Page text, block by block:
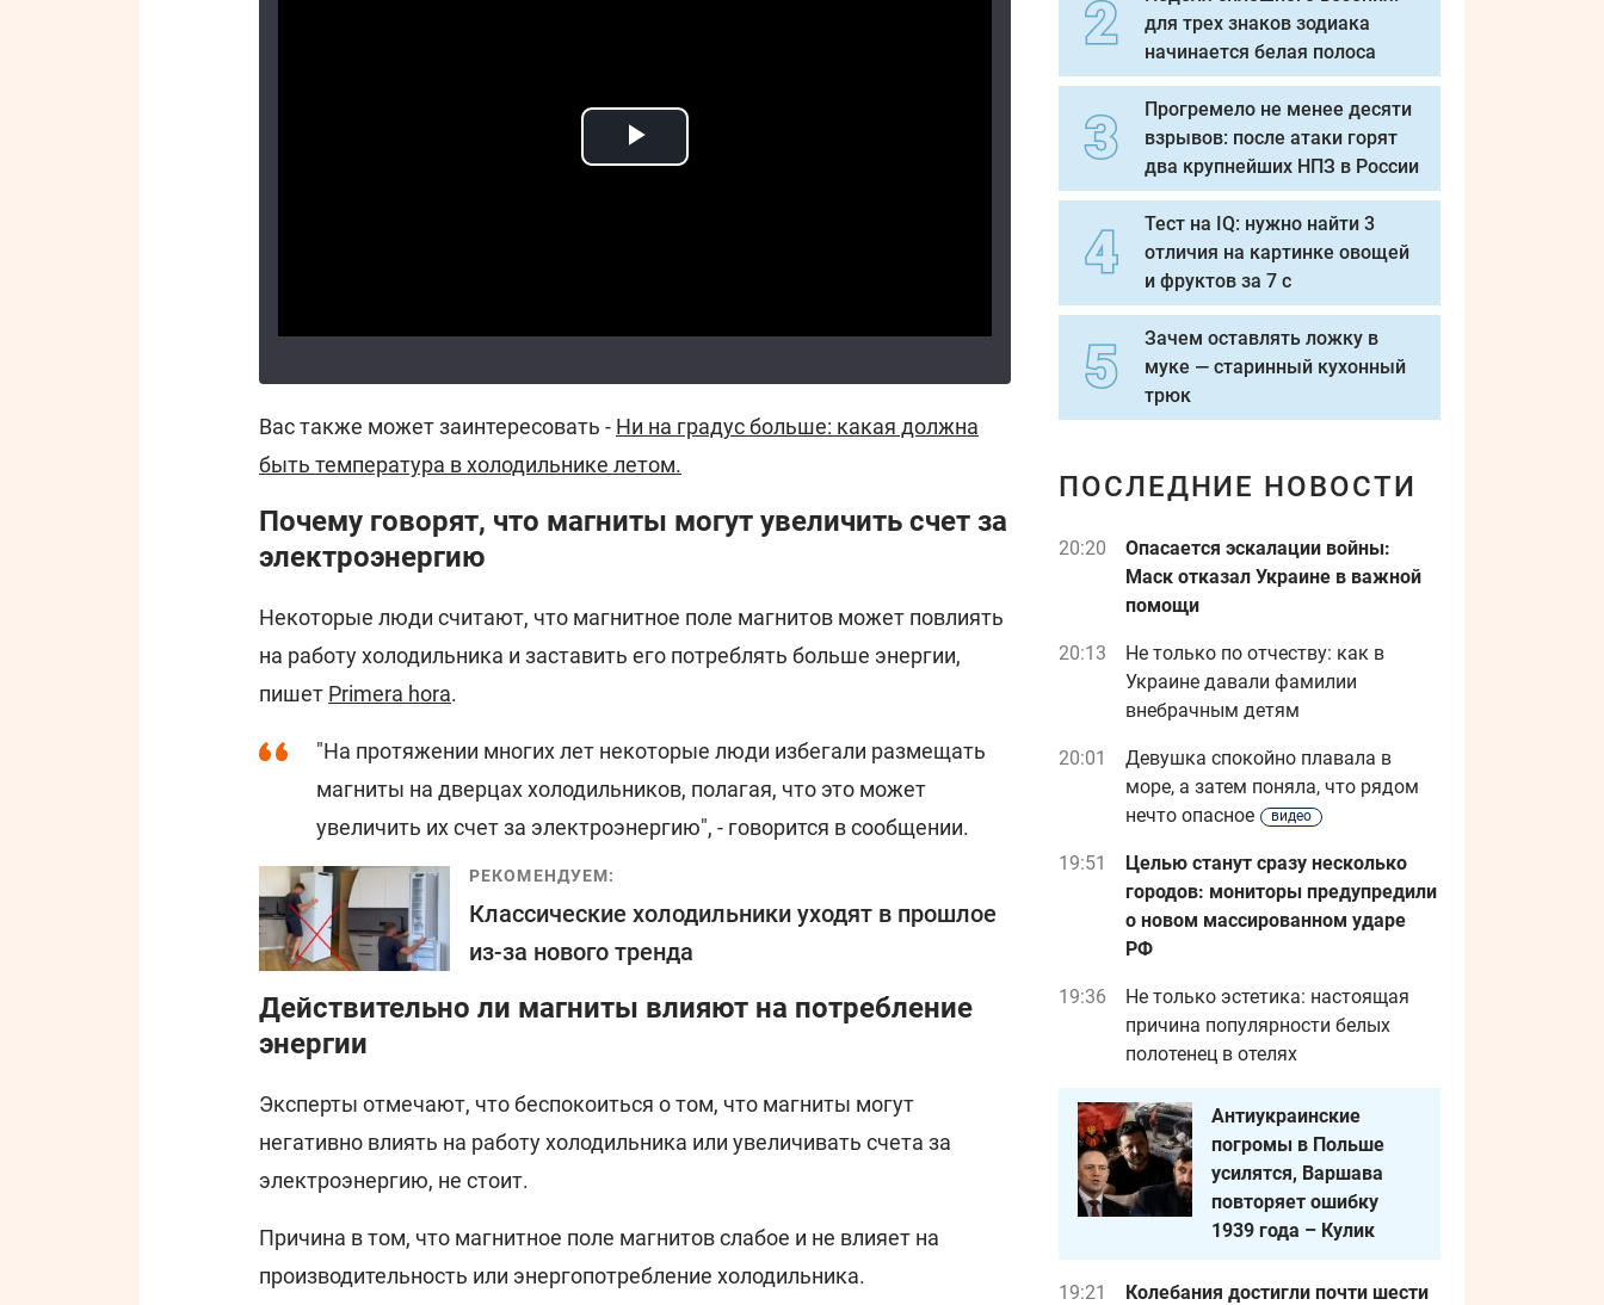
Вас также может заинтересовать - Ни на градус больше: какая должна
быть температура в холодильнике летом.
Почему говорят, что магниты могут увеличить счет за
электроэнергию
Некоторые люди считают, что магнитное поле магнитов может повлиять
на работу холодильника и заставить его потреблять больше энергии,
пишет Primera hora.
"На протяжении многих лет некоторые люди избегали размещать
магниты на дверцах холодильников, полагая, что это может
увеличить их счет за электроэнергию", - говорится в сообщении.
РЕКОМЕНДУЕМ:
Классические холодильники уходят в прошлое
из-за нового тренда
Действительно ли магниты влияют на потребление
энергии
Эксперты отмечают, что беспокоиться о том, что магниты могут
негативно влиять на работу холодильника или увеличивать счета за
электроэнергию, не стоит.
Причина в том, что магнитное поле магнитов слабое и не влияет на
производительность или энергопотребление холодильника.
для трех знаков зодиака
начинается белая полоса
Прогремело не менее десяти
взрывов: после атаки горят
два крупнейших НПЗ в России
Тест на IQ: нужно найти 3
отличия на картинке овощей
и фруктов за 7 с
Зачем оставлять ложку в
муке — старинный кухонный
трюк
ПОСЛЕДНИЕ НОВОСТИ
20:20
Опасается эскалации войны:
Маск отказал Украине в важной
помощи
20:13
Не только по отчеству: как в
Украине давали фамилии
внебрачным детям
20:01
Девушка спокойно плавала в
море, а затем поняла, что рядом
нечто опасное
видео
19:51
Целью станут сразу несколько
городов: мониторы предупредили
о новом массированном ударе
РФ
19:36
Не только эстетика: настоящая
причина популярности белых
полотенец в отелях
Антиукраинские
погромы в Польше
усилятся, Варшава
повторяет ошибку
1939 года – Кулик
19:21
Колебания достигли почти шести